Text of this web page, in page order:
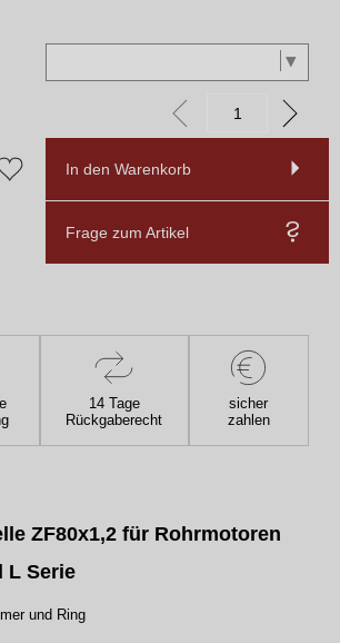
In den Warenkorb
Frage zum Artikel
14 Tage
Rückgaberecht
sicher
zahlen
ZF80x1,2 für Rohrmotoren
L Serie
und Ring